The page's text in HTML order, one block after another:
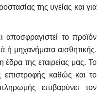
της υγείας και για
αποσφραγιστεί το προϊόν
ή μηχανήματα αισθητικής,
της εταιρείας μας. Το
επιστροφής καθώς και το
επιβαρύνει τον